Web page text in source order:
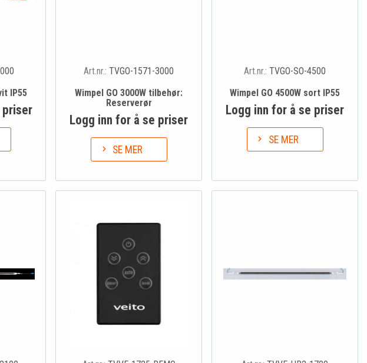
IP55
priser
Art.nr.:TVGO-1571-3000
Wimpel GO 3000W tilbehør:
Reserverør
Logg inn for å se priser
SE MER
Art.nr.:TVGO-SO-4500
Wimpel GO 4500W sort IP55
Logg inn for å se priser
SE MER